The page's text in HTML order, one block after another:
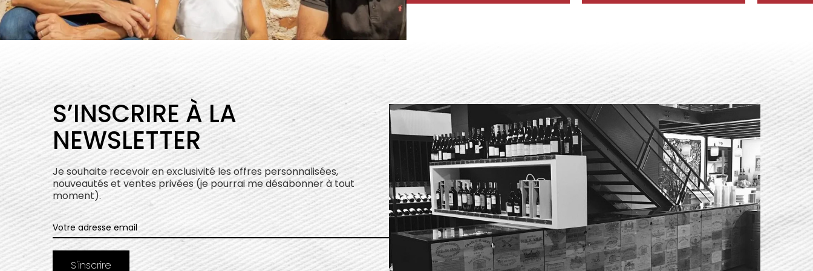
S’INSCRIRE À LA
NEWSLETTER
Je souhaite recevoir en exclusivité les offres personnalisées,
nouveautés et ventes privées (je pourrai me désabonner à tout
moment).